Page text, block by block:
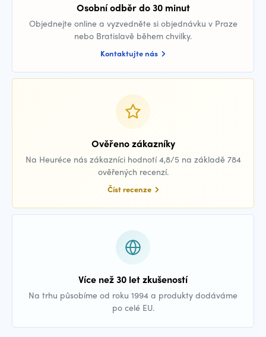
Osobní odběr do 30 minut
Objednejte online a vyzvedněte si objednávku v Praze
nebo Bratislavě během chvilky.
Kontaktujte nás
Ověřeno zákazníky
Na Heuréce nás zákazníci hodnotí 4,8/5 na základě 784
ověřených recenzí.
Číst recenze
Více než 30 let zkušeností
Na trhu působíme od roku 1994 a produkty dodáváme
po celé EU.